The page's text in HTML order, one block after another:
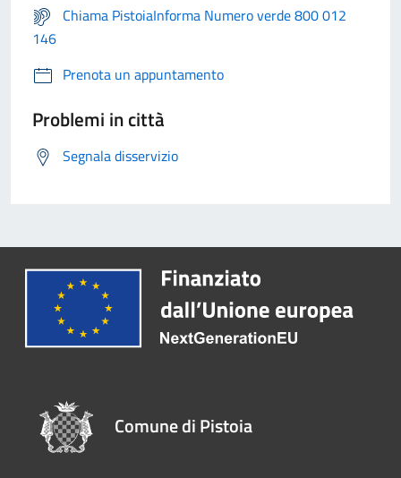
Chiama PistoiaInforma Numero verde 800 012
146
Prenota un appuntamento
Problemi in città
Segnala disservizio
Comune di Pistoia